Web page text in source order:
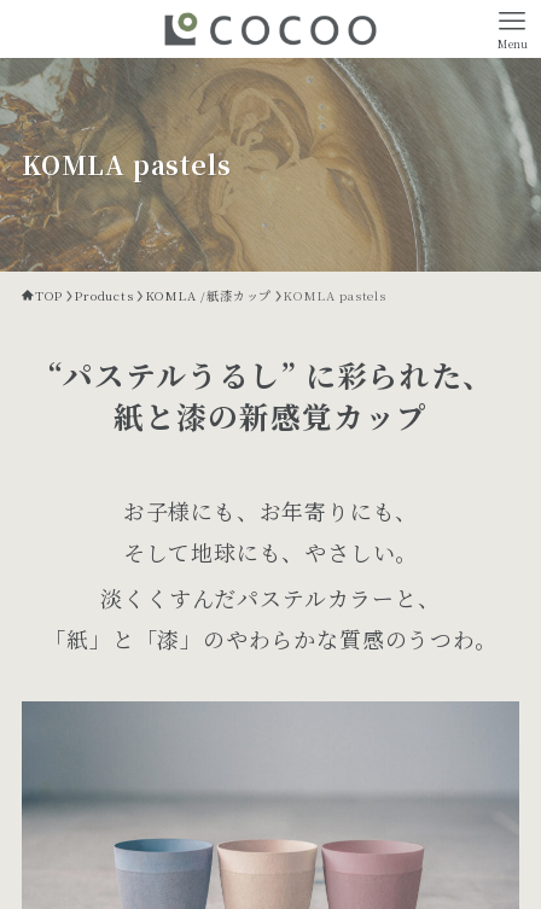
Menu
KOMLA pastels
TOP Products KOMLA /紙漆カップ KOMLA pastels
“パステルうるし” に彩られた、
紙と漆の新感覚カップ
お⼦様にも、お年寄りにも、
そして地球にも、やさしい。
淡くくすんだパステルカラーと、
「紙」と「漆」のやわらかな質感のうつわ。